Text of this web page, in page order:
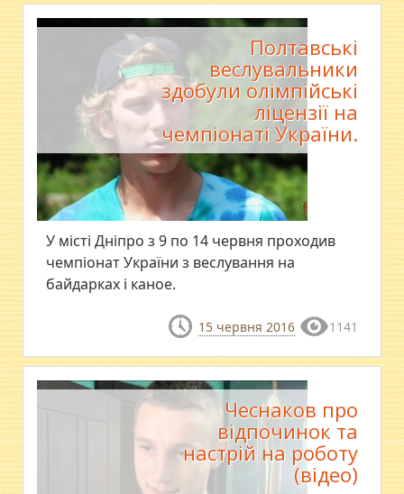
Полтавські
веслувальники
здобули олімпійські
ліцензії на
чемпіонаті України.
У місті Дніпро з 9 по 14 червня проходив
чемпіонат України з веслування на
байдарках і каное.
15 червня 2016 1141
Чеснаков про
відпочинок та
настрій на роботу
(відео)